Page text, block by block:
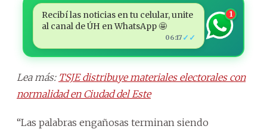
Recibí las noticias en tu celular, unite
al canal de ÚH en WhatsApp 🤩
06:17 ✓✓
1
Lea más: TSJE distribuye materiales electorales con
normalidad en Ciudad del Este
“Las palabras engañosas terminan siendo